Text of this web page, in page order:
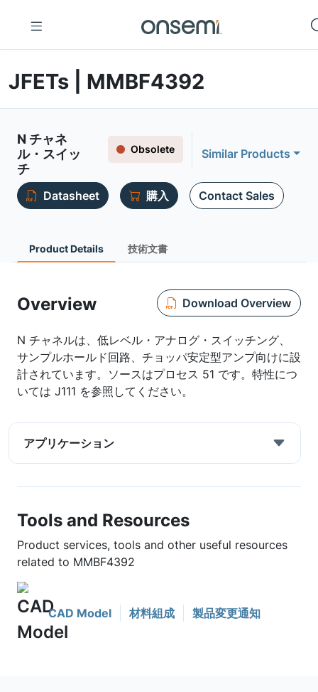
JFETs | MMBF4392
N チャネ
ル・スイッ
チ
Obsolete Similar Products
Datasheet 購入 Contact Sales
Product Details 技術文書
Overview Download Overview
N チャネルは、低レベル・アナログ・スイッチング、
サンプルホールド回路、チョッパ安定型アンプ向けに設
計されています。ソースはプロセス 51 です。特性につ
いては J111 を参照してください。
アプリケーション
Tools and Resources
Product services, tools and other useful resources
related to MMBF4392
CAD Model 材料組成 製品変更通知